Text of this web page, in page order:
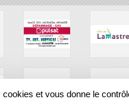
cookies et vous donne le